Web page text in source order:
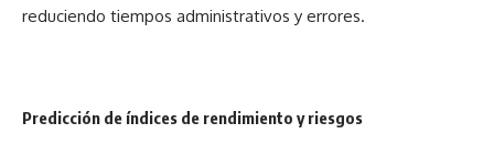
reduciendo tiempos administrativos y errores.
Predicción de índices de rendimiento y riesgos